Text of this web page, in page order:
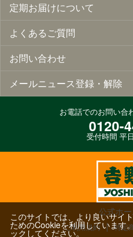
定期お届けについて
よくあるご質問
お問い合わせ
メールニュース登録・解除
お電話でのお問い合
0120-
受付時間 平
公式ホ
ご利用規約 特定
このサイトでは、より良いサイ
ためのCookieを利用しています
ックしてください。